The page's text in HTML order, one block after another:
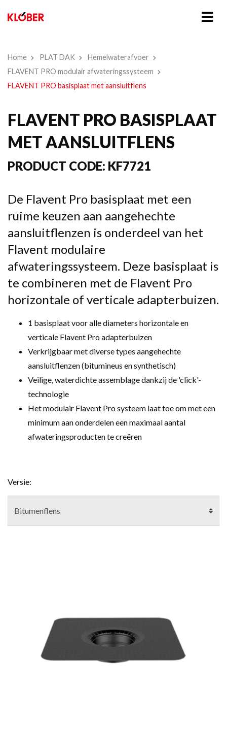
Home PLAT DAK
Hemelwaterafvoer
FLAVENT PRO modulair afwateringssysteem
FLAVENT PRO basisplaat met aansluitflens
FLAVENT PRO BASISPLAAT
MET AANSLUITFLENS
PRODUCT CODE: KF7721
De Flavent Pro basisplaat met een
ruime keuzen aan aangehechte
aansluitflenzen is onderdeel van het
Flavent modulaire
afwateringssysteem. Deze basisplaat is
te combineren met de Flavent Pro
horizontale of verticale adapterbuizen.
1 basisplaat voor alle diameters horizontale en
verticale Flavent Pro adapterbuizen
Verkrijgbaar met diverse types aangehechte
aansluitflenzen (bitumineus en synthetisch)
Veilige, waterdichte assemblage dankzij de 'click'-
technologie
Het modulair Flavent Pro systeem laat toe om met een
minimum aan onderdelen een maximaal aantal
afwateringsproducten te creëren
Versie: